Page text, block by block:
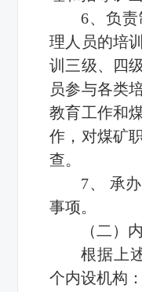
6、负
理人员的培
训三级、四
员参与各类
教育工作和
作，对煤矿
查。
7、 承
事项。
（二）
根据上
个内设机构：